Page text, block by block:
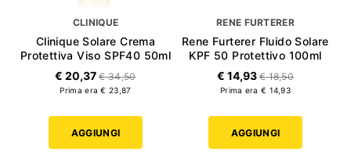
CLINIQUE
Clinique Solare Crema
Protettiva Viso SPF40 50ml
€ 20,37€ 34,50
Prima era € 23,87
AGGIUNGI
RENE FURTERER
Rene Furterer Fluido Solare
KPF 50 Protettivo 100ml
€ 14,93 € 18,50
Prima era € 14,93
AGGIUNGI